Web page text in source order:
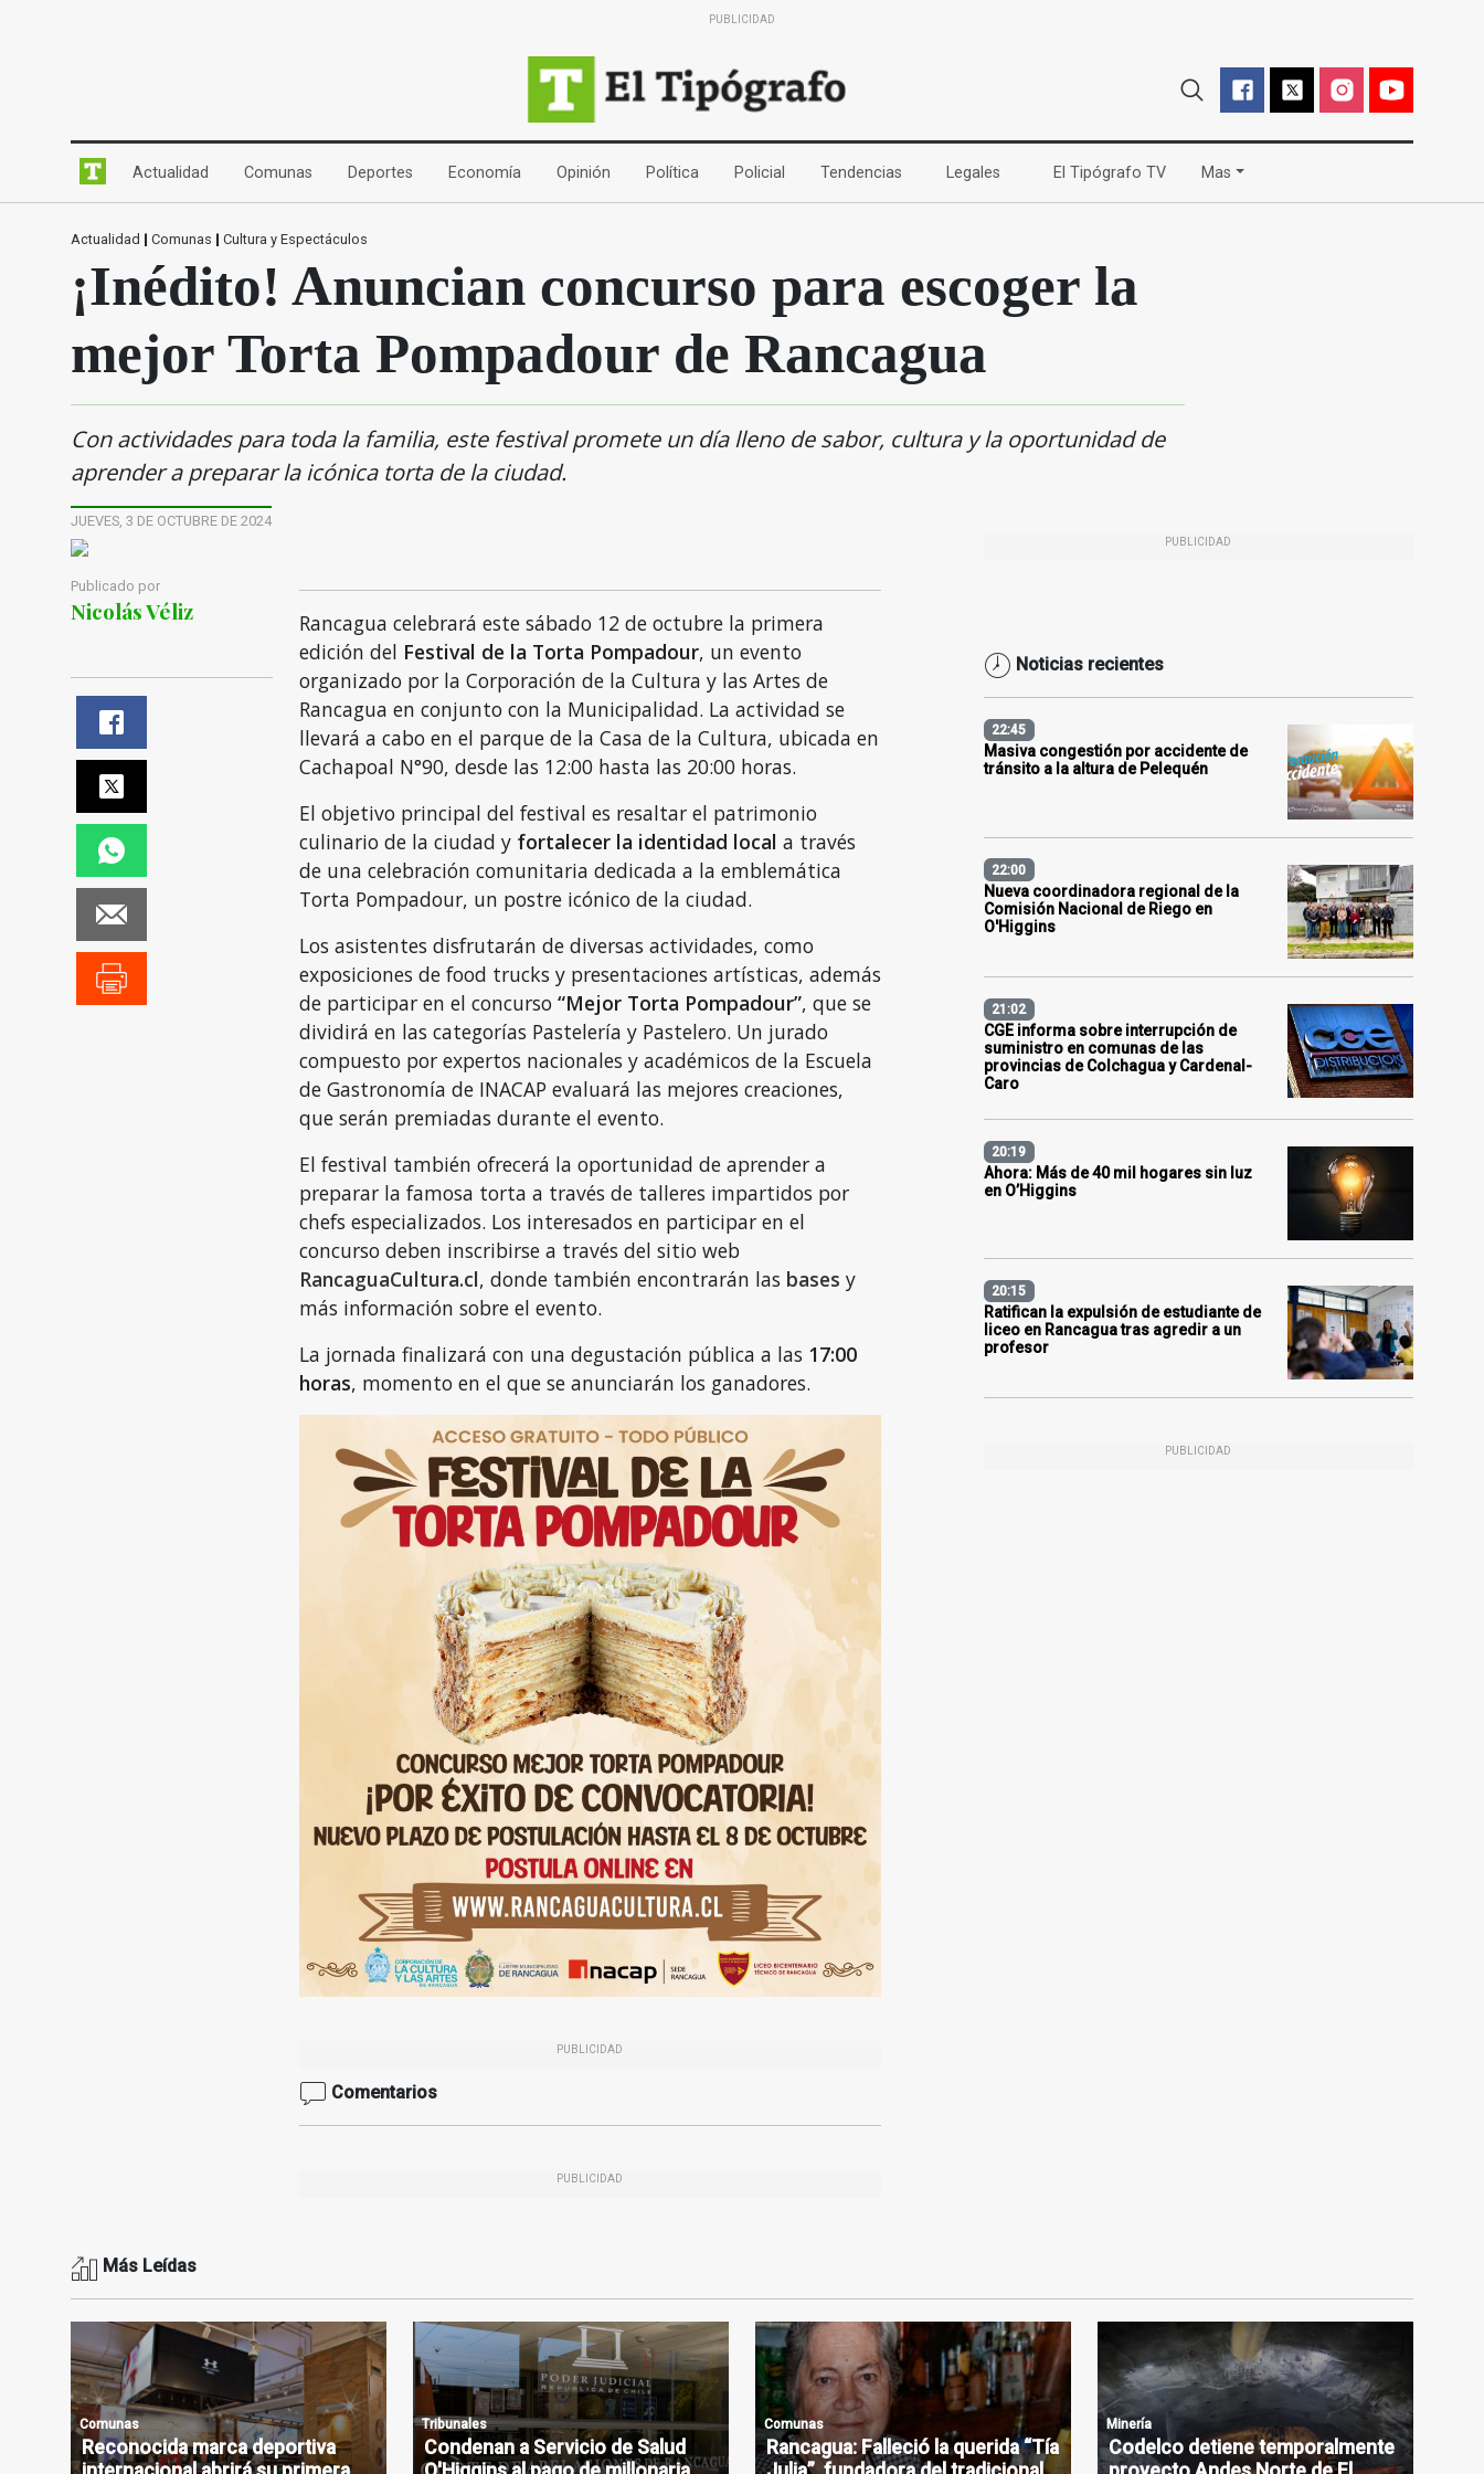
PUBLICIDAD
Actualidad (current)Comunas (current)Deportes (current)Economía (current)Opinión (current)Política (current)Policial (current)Tendencias (current)Legales (current)El Tipógrafo TV(current)
Mas
Actualidad | Comunas | Cultura y Espectáculos
¡Inédito! Anuncian concurso para escoger la
mejor Torta Pompadour de Rancagua
Con actividades para toda la familia, este festival promete un día lleno de sabor, cultura y la oportunidad de
aprender a preparar la icónica torta de la ciudad.
JUEVES, 3 DE OCTUBRE DE 2024
PUBLICIDAD
Publicado por
Nicolás Véliz
Rancagua celebrará este sábado 12 de octubre la primera
edición del Festival de la Torta Pompadour, un evento
organizado por la Corporación de la Cultura y las Artes de
Rancagua en conjunto con la Municipalidad. La actividad se
llevará a cabo en el parque de la Casa de la Cultura, ubicada en
Cachapoal N°90, desde las 12:00 hasta las 20:00 horas.
El objetivo principal del festival es resaltar el patrimonio
culinario de la ciudad y fortalecer la identidad local a través
de una celebración comunitaria dedicada a la emblemática
Torta Pompadour, un postre icónico de la ciudad.
Los asistentes disfrutarán de diversas actividades, como
exposiciones de food trucks y presentaciones artísticas, además
de participar en el concurso “Mejor Torta Pompadour”, que se
dividirá en las categorías Pastelería y Pastelero. Un jurado
compuesto por expertos nacionales y académicos de la Escuela
de Gastronomía de INACAP evaluará las mejores creaciones,
que serán premiadas durante el evento.
El festival también ofrecerá la oportunidad de aprender a
preparar la famosa torta a través de talleres impartidos por
chefs especializados. Los interesados en participar en el
concurso deben inscribirse a través del sitio web
RancaguaCultura.cl, donde también encontrarán las bases y
más información sobre el evento.
La jornada finalizará con una degustación pública a las 17:00
horas, momento en el que se anunciarán los ganadores.
PUBLICIDAD
Comentarios
PUBLICIDAD
Noticias recientes
22:45
Masiva congestión por accidente de
tránsito a la altura de Pelequén
22:00
Nueva coordinadora regional de la
Comisión Nacional de Riego en
O'Higgins
21:02
CGE informa sobre interrupción de
suministro en comunas de las
provincias de Colchagua y Cardenal-
Caro
20:19
Ahora: Más de 40 mil hogares sin luz
en O’Higgins
20:15
Ratifican la expulsión de estudiante de
liceo en Rancagua tras agredir a un
profesor
PUBLICIDAD
Más Leídas
Comunas
Reconocida marca deportiva
Tribunales
Condenan a Servicio de Salud
Comunas
Rancagua: Falleció la querida “Tía
Minería
Codelco detiene temporalmente